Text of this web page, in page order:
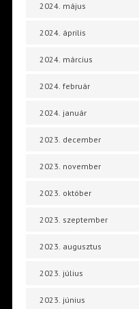
2024. május
2024. április
2024. március
2024. február
2024. január
2023. december
2023. november
2023. október
2023. szeptember
2023. augusztus
2023. július
2023. június